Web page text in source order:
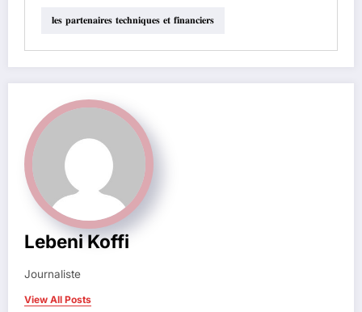
𝐥𝐞𝐬 𝐩𝐚𝐫𝐭𝐞𝐧𝐚𝐢𝐫𝐞𝐬 𝐭𝐞𝐜𝐡𝐧𝐢𝐪𝐮𝐞𝐬 𝐞𝐭 𝐟𝐢𝐧𝐚𝐧𝐜𝐢𝐞𝐫𝐬
Lebeni Koffi
Journaliste
View All Posts